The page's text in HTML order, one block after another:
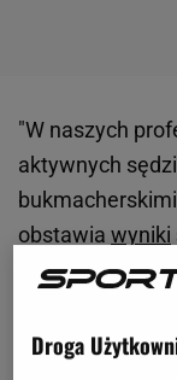
"W naszych
aktywnych
obstawia wyniki
temu prezes
obstawiają
Droga